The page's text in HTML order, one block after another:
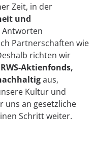
Zeit, in der
und
Antworten
Partnerschaften wie
richten wir
RWS-Aktienfonds,
aus,
Kultur und
uns an gesetzliche
Schritt weiter.